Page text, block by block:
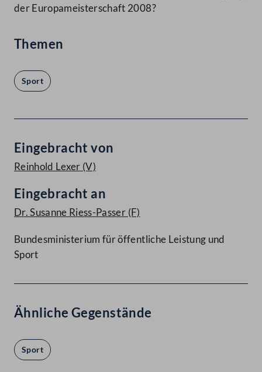
der Europameisterschaft 2008?
Themen
Sport
Eingebracht von
Reinhold Lexer (V)
Eingebracht an
Dr. Susanne Riess-Passer (F)
Bundesministerium für öffentliche Leistung und
Sport
Ähnliche Gegenstände
Sport